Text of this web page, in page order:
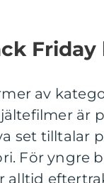
Friday
av
är
set tilltalar
För yngre
alltid